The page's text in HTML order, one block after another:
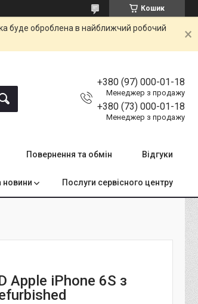
Кошик
буде оброблена в найближчий робочий
+380 (97) 000-01-18
Менеджер з продажу
+380 (73) 000-01-18
Менеджер з продажу
Повернення та обмін Відгуки
новини Послуги сервісного центру
Apple iPhone 6S з